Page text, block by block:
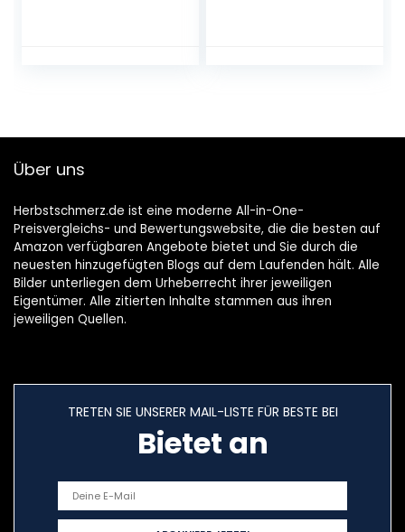
weiß, 13,3 x 13,3 x
Über uns
Herbstschmerz.de ist eine moderne All-in-One-
Preisvergleichs- und Bewertungswebsite, die die besten auf
Amazon verfügbaren Angebote bietet und Sie durch die
neuesten hinzugefügten Blogs auf dem Laufenden hält. Alle
Bilder unterliegen dem Urheberrecht ihrer jeweiligen
Eigentümer. Alle zitierten Inhalte stammen aus ihren
jeweiligen Quellen.
TRETEN SIE UNSERER MAIL-LISTE FÜR BESTE BEI
Bietet an